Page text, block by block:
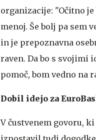
organizacije: "Očitno je
menoj. Še bolj pa sem
in je prepoznavna
raven. Da bo s svojimi
pomoč, bom vedno na
Dobil idejo za
V čustvenem govoru,